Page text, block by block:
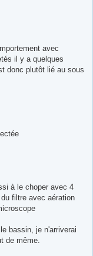
avec
il y a quelques
donc plutôt lié au sous
à le choper avec 4
filtre avec aération
bassin, je n'arriverai
de même.